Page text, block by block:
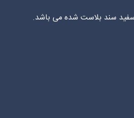
سفید سند بلاست شده می باشد.